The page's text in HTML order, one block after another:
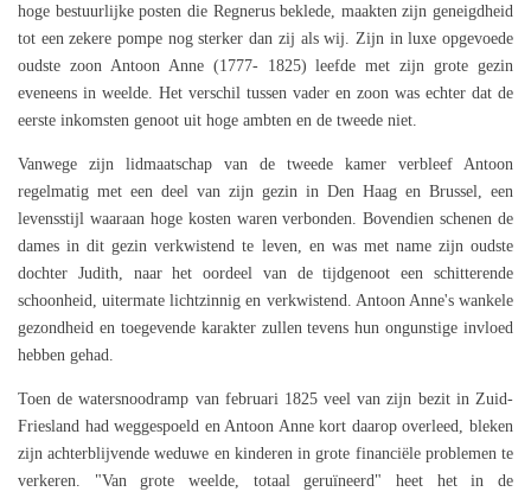
hoge bestuurlijke posten die Regnerus beklede, maakten zijn geneigdheid
tot een zekere pompe nog sterker dan zij als wij. Zijn in luxe opgevoede
oudste zoon Antoon Anne (1777- 1825) leefde met zijn grote gezin
eveneens in weelde. Het verschil tussen vader en zoon was echter dat de
eerste inkomsten genoot uit hoge ambten en de tweede niet.
Vanwege zijn lidmaatschap van de tweede kamer verbleef Antoon
regelmatig met een deel van zijn gezin in Den Haag en Brussel, een
levensstijl waaraan hoge kosten waren verbonden. Bovendien schenen de
dames in dit gezin verkwistend te leven, en was met name zijn oudste
dochter Judith, naar het oordeel van de tijdgenoot een schitterende
schoonheid, uitermate lichtzinnig en verkwistend. Antoon Anne's wankele
gezondheid en toegevende karakter zullen tevens hun ongunstige invloed
hebben gehad.
Toen de watersnoodramp van februari 1825 veel van zijn bezit in Zuid-
Friesland had weggespoeld en Antoon Anne kort daarop overleed, bleken
zijn achterblijvende weduwe en kinderen in grote financiële problemen te
verkeren. "Van grote weelde, totaal geruïneerd" heet het in de